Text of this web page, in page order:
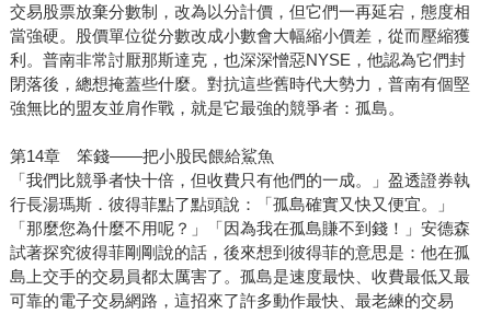
交易股票放棄分數制，改為以分計價，但它們一再延宕，態度相
當強硬。股價單位從分數改成小數會大幅縮小價差，從而壓縮獲
利。普南非常討厭那斯達克，也深深憎惡NYSE，他認為它們封
閉落後，總想掩蓋些什麼。對抗這些舊時代大勢力，普南有個堅
強無比的盟友並肩作戰，就是它最強的競爭者：孤島。
第14章 笨錢——把小股民餵給鯊魚
「我們比競爭者快十倍，但收費只有他們的一成。」盈透證券執
行長湯瑪斯．彼得菲點了點頭說：「孤島確實又快又便宜。」
「那麼您為什麼不用呢？」「因為我在孤島賺不到錢！」安德森
試著探究彼得菲剛剛說的話，後來想到彼得菲的意思是：他在孤
島上交手的交易員都太厲害了。孤島是速度最快、收費最低又最
可靠的電子交易網路，這招來了許多動作最快、最老練的交易